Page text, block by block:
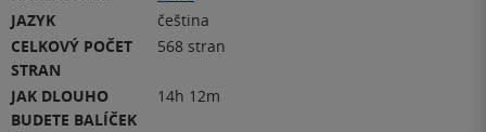
JAZYK
čeština
CELKOVÝ POČET
STRAN
568 stran
JAK DLOUHO
BUDETE BALÍČEK
14h 12m